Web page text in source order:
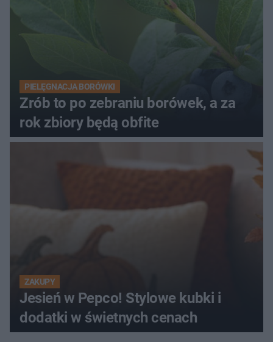
PIELĘGNACJA BORÓWKI
Zrób to po zebraniu borówek, a za
rok zbiory będą obfite
ZAKUPY
Jesień w Pepco! Stylowe kubki i
dodatki w świetnych cenach